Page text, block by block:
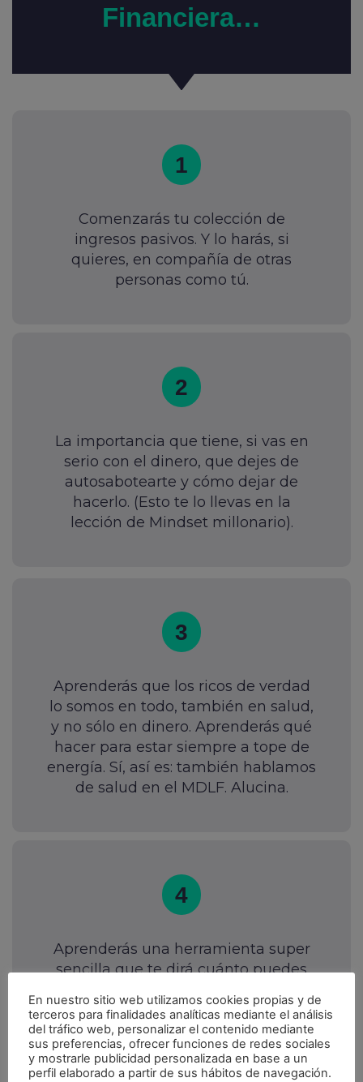
Financiera…
1
Comenzarás tu colección de
ingresos pasivos. Y lo harás, si
quieres, en compañía de otras
personas como tú.
2
La importancia que tiene, si vas en
serio con el dinero, que dejes de
autosabotearte y cómo dejar de
hacerlo. (Esto te lo llevas en la
lección de Mindset millonario).
3
Aprenderás que los ricos de verdad
lo somos en todo, también en salud,
y no sólo en dinero. Aprenderás qué
hacer para estar siempre a tope de
energía. Sí, así es: también hablamos
de salud en el MDLF. Alucina.
4
Aprenderás una herramienta super
sencilla que te dirá cuánto puedes
lujos, para que vivas relajado, gastes
sin culpa y ahorres sin darte cuenta.
En automático.
En nuestro sitio web utilizamos cookies propias y de
terceros para finalidades analíticas mediante el análisis
del tráfico web, personalizar el contenido mediante
sus preferencias, ofrecer funciones de redes sociales
y mostrarle publicidad personalizada en base a un
perfil elaborado a partir de sus hábitos de navegación.